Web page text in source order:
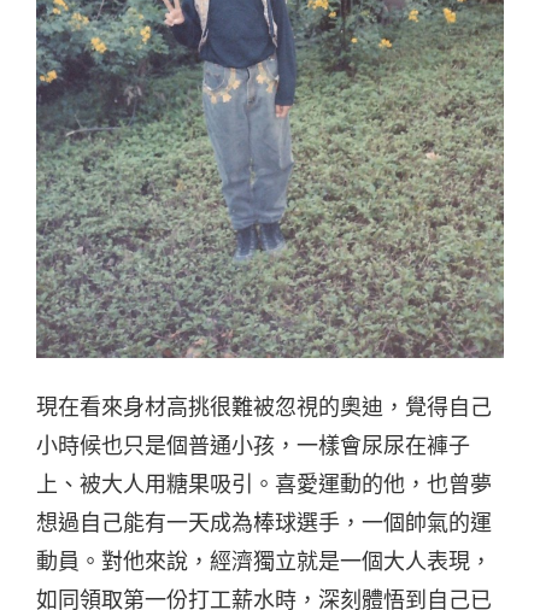
現在看來身材高挑很難被忽視的奧迪，覺得自己
小時候也只是個普通小孩，一樣會尿尿在褲子
上、被大人用糖果吸引。喜愛運動的他，也曾夢
想過自己能有一天成為棒球選手，一個帥氣的運
動員。對他來說，經濟獨立就是一個大人表現，
如同領取第一份打工薪水時，深刻體悟到自己已